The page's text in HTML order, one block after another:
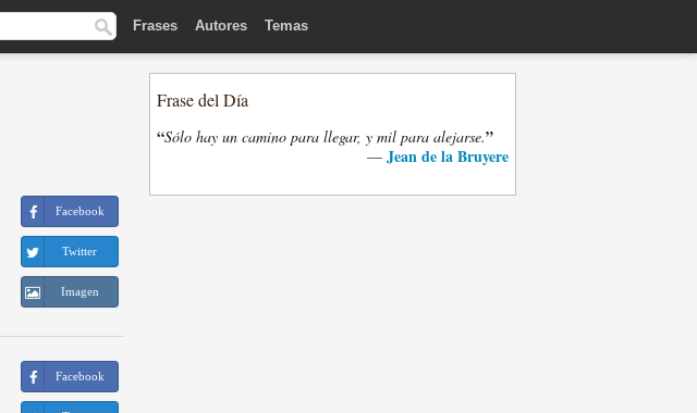
Frases Autores Temas
Facebook
Twitter
Imagen
Facebook
Frase del Día
“Sólo hay un camino para llegar, y mil para alejarse.”
— Jean de la Bruyere